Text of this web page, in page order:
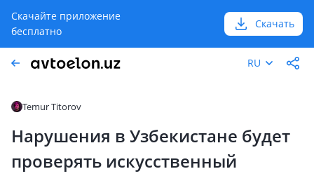
Скачайте приложение
бесплатно
Скачать
RU
Temur Titorov
Нарушения в Узбекистане будет
проверять искусственный